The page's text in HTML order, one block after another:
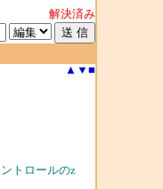
解決済み
▲ ▼ ■
トロールのz